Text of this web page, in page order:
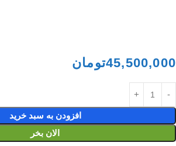
45,500,000تومان
افزودن به سبد خرید
الان بخر